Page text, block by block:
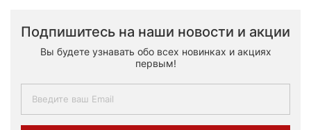
Подпишитесь на наши новости и акции
Вы будете узнавать обо всех новинках и акциях
первым!